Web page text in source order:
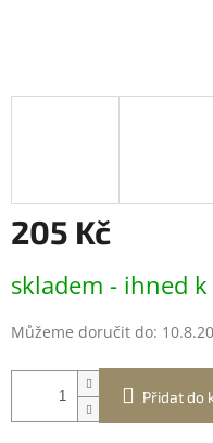
205 Kč
cena:
skladem - ihned
Můžeme doručit do:
Přidat do